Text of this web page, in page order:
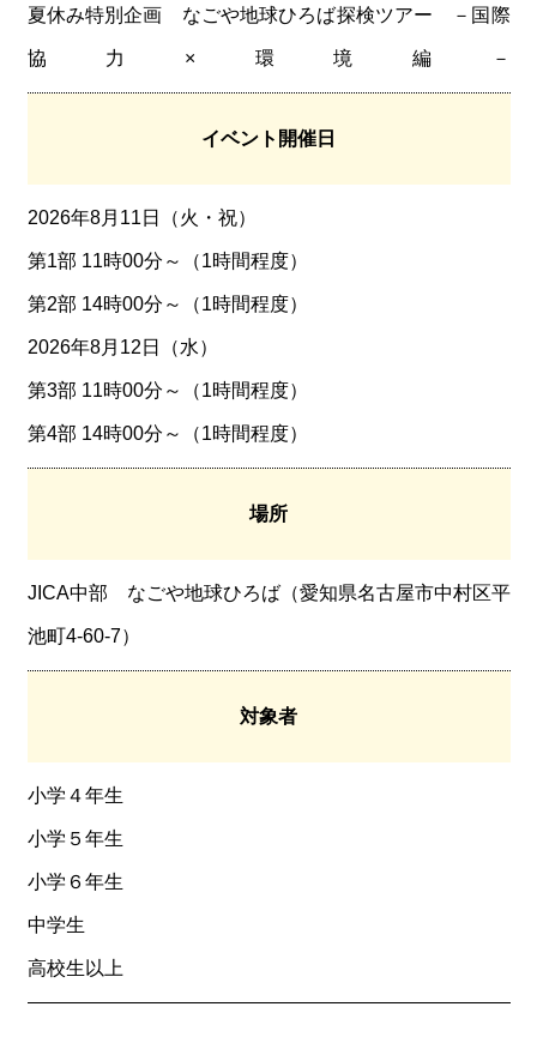
夏休み特別企画 なごや地球ひろば探検ツアー －国際
協力×環境編－
イベント開催日
2026年8月11日（火・祝）
第1部 11時00分～（1時間程度）
第2部 14時00分～（1時間程度）
2026年8月12日（水）
第3部 11時00分～（1時間程度）
第4部 14時00分～（1時間程度）
場所
JICA中部 なごや地球ひろば（愛知県名古屋市中村区平
池町4-60-7）
対象者
小学４年生
小学５年生
小学６年生
中学生
高校生以上